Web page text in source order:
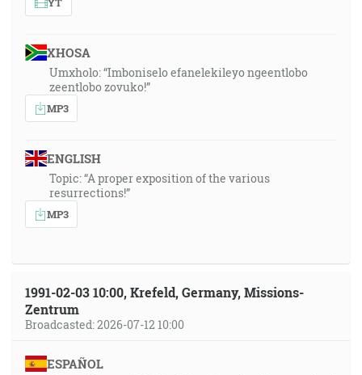
XHOSA
Umxholo: “Imboniselo efanelekileyo ngeentlobo
zeentlobo zovuko!”
MP3
ENGLISH
Topic: “A proper exposition of the various
resurrections!”
MP3
1991-02-03 10:00, Krefeld, Germany, Missions-
Zentrum
Broadcasted: 2026-07-12 10:00
ESPAÑOL